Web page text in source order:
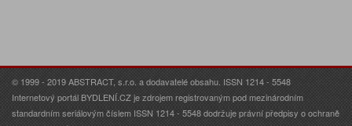
© 1999 - 2019 ABSTRACT, s.r.o. a dodavatelé obsahu. ISSN 1214 - 5548
Internetový portál BYDLENÍ.CZ je zdrojem registrovaným pod mezinárodním
standardním seriálovým číslem ISSN 1214 - 5548 dodržuje právní předpisy o ochraně